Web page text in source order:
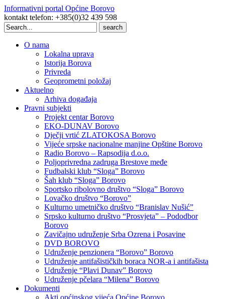
Informativni portal Općine Borovo
kontakt telefon: +385(0)32 439 598
Search
for:
O nama
Lokalna uprava
Istorija Borova
Privreda
Geoprometni položaj
Aktuelno
Arhiva događaja
Pravni subjekti
Projekt centar Borovo
EKO-DUNAV Borovo
Dječji vrtić ZLATOKOSA Borovo
Vijeće srpske nacionalne manjine Opštine Borovo
Radio Borovo – Rapsodija d.o.o.
Poljoprivredna zadruga Brestove međe
Fudbalski klub “Sloga” Borovo
Šah klub “Sloga” Borovo
Sportsko ribolovno društvo “Sloga” Borovo
Lovačko društvo “Borovo”
Kulturno umetničko društvo “Branislav Nušić”
Srpsko kulturno društvo “Prosvjeta” – Pododbor
Borovo
Zavičajno udruženje Srba Ozrena i Posavine
DVD BOROVO
Udruženje penzionera “Borovo” Borovo
Udruženje antifašističkih boraca NOR-a i antifašista
Udruženje “Plavi Dunav” Borovo
Udruženje pčelara “Milena” Borovo
Dokumenti
Akti općinskog vijeća Općine Borovo